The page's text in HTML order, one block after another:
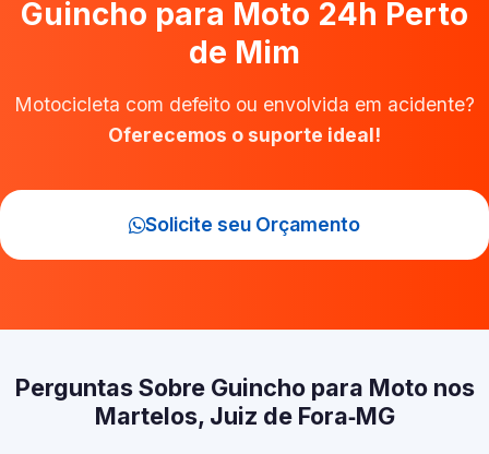
Guincho para Moto 24h Perto
de Mim
Motocicleta com defeito ou envolvida em acidente?
Oferecemos o suporte ideal!
Solicite seu Orçamento
Perguntas Sobre Guincho para Moto nos
Martelos, Juiz de Fora‑MG